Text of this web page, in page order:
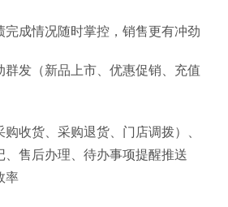
完成情况随时掌控，销售更有冲劲
群发（新品上市、优惠促销、充值
收货、采购退货、门店调拨）、
、售后办理、待办事项提醒推送
率